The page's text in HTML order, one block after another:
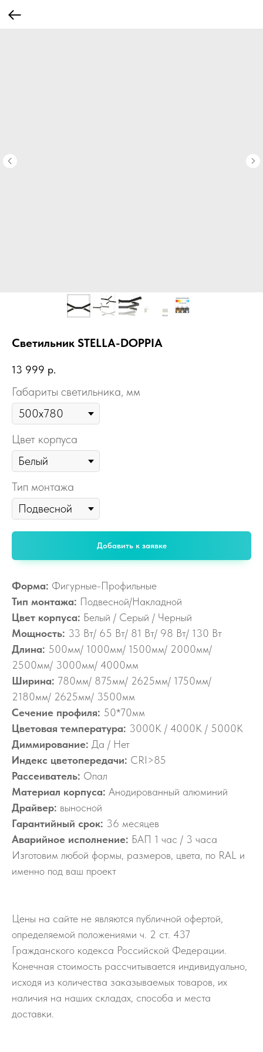
Светильник STELLA-DOPPIA
13 999 р.
Габариты светильника, мм
Цвет корпуса
Тип монтажа
Добавить к заявке
Форма: Фигурные-Профильные
Тип монтажа: Подвесной/Накладной
Цвет корпуса: Белый / Серый / Черный
Мощность: 33 Вт/ 65 Вт/ 81 Вт/ 98 Вт/ 130 Вт
Длина: 500мм/ 1000мм/ 1500мм/ 2000мм/
2500мм/ 3000мм/ 4000мм
Ширина: 780мм/ 875мм/ 2625мм/ 1750мм/
2180мм/ 2625мм/ 3500мм
Сечение профиля: 50*70мм
Цветовая температура: 3000К / 4000К / 5000К
Диммирование: Да / Нет
Индекс цветопередачи: CRI>85
Рассеиватель: Опал
Материал корпуса: Анодированный алюминий
Драйвер: выносной
Гарантийный срок: 36 месяцев
Аварийное исполнение: БАП 1 час / 3 часа
Изготовим любой формы, размеров, цвета, по RAL и
именно под ваш проект
Цены на сайте не являются публичной офертой,
определяемой положениями ч. 2 ст. 437
Гражданского кодекса Российской Федерации.
Конечная стоимость рассчитывается индивидуально,
исходя из количества заказываемых товаров, их
наличия на наших складах, способа и места
доставки.